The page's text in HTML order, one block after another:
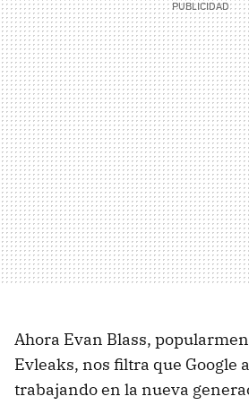
Ahora Evan Blass,
Evleaks, nos filtra que Google
trabajando en la nueva